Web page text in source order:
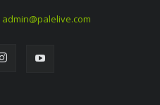
admin@palelive.com